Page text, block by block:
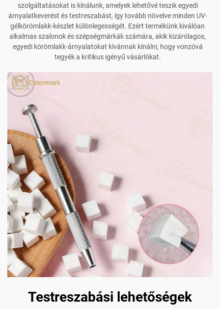
szolgáltatásokat is kínálunk, amelyek lehetővé teszik egyedi
árnyalatkeverést és testreszabást, így tovább növelve minden UV-
gélkörömlakk-készlet különlegességét. Ezért termékünk kiválóan
alkalmas szalonok és szépségmárkák számára, akik kizárólagos,
egyedi körömlakk-árnyalatokat kívánnak kínálni, hogy vonzóvá
tegyék a kritikus igényű vásárlókat.
Testreszabási lehetőségek